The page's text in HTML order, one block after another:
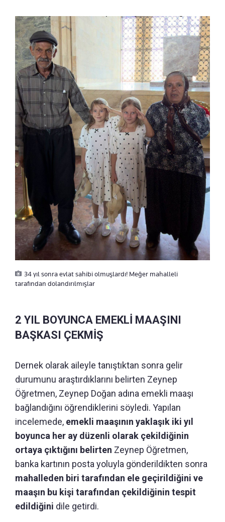
34 yıl sonra evlat sahibi olmuşlardı! Meğer mahalleli
tarafından dolandırılmışlar
2 YIL BOYUNCA EMEKLİ MAAŞINI
BAŞKASI ÇEKMİŞ
Dernek olarak aileyle tanıştıktan sonra gelir
durumunu araştırdıklarını belirten Zeynep
Öğretmen, Zeynep Doğan adına emekli maaşı
bağlandığını öğrendiklerini söyledi. Yapılan
incelemede, emekli maaşının yaklaşık iki yıl
boyunca her ay düzenli olarak çekildiğinin
ortaya çıktığını belirten Zeynep Öğretmen,
banka kartının posta yoluyla gönderildikten sonra
mahalleden biri tarafından ele geçirildiğini ve
maaşın bu kişi tarafından çekildiğinin tespit
edildiğini dile getirdi.